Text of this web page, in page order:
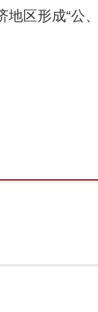
区形成“公